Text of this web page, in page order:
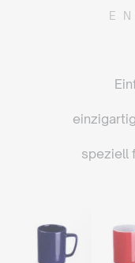
speziell